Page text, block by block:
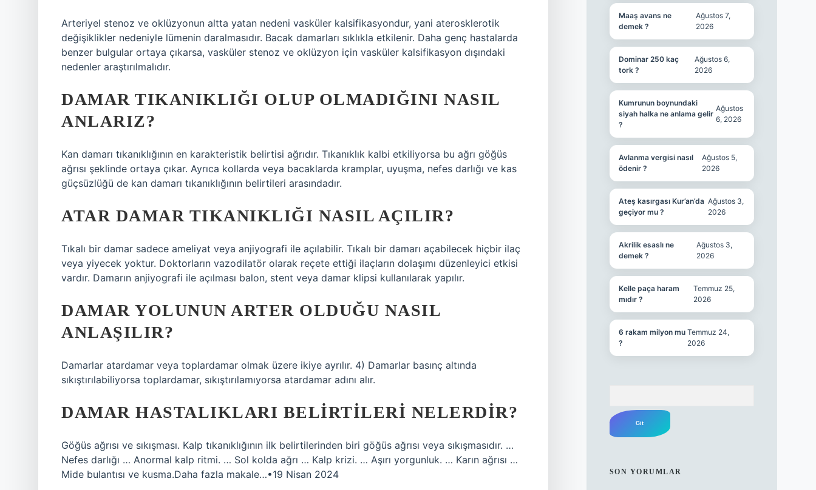
Arteriyel stenoz ve oklüzyonun altta yatan nedeni vasküler kalsifikasyondur, yani aterosklerotik
değişiklikler nedeniyle lümenin daralmasıdır. Bacak damarları sıklıkla etkilenir. Daha genç hastalarda
benzer bulgular ortaya çıkarsa, vasküler stenoz ve oklüzyon için vasküler kalsifikasyon dışındaki
nedenler araştırılmalıdır.
DAMAR TIKANIKLIĞI OLUP OLMADIĞINI NASIL
ANLARIZ?
Kan damarı tıkanıklığının en karakteristik belirtisi ağrıdır. Tıkanıklık kalbi etkiliyorsa bu ağrı göğüs
ağrısı şeklinde ortaya çıkar. Ayrıca kollarda veya bacaklarda kramplar, uyuşma, nefes darlığı ve kas
güçsüzlüğü de kan damarı tıkanıklığının belirtileri arasındadır.
ATAR DAMAR TIKANIKLIĞI NASIL AÇILIR?
Tıkalı bir damar sadece ameliyat veya anjiyografi ile açılabilir. Tıkalı bir damarı açabilecek hiçbir ilaç
veya yiyecek yoktur. Doktorların vazodilatör olarak reçete ettiği ilaçların dolaşımı düzenleyici etkisi
vardır. Damarın anjiyografi ile açılması balon, stent veya damar klipsi kullanılarak yapılır.
DAMAR YOLUNUN ARTER OLDUĞU NASIL
ANLAŞILIR?
Damarlar atardamar veya toplardamar olmak üzere ikiye ayrılır. 4) Damarlar basınç altında
sıkıştırılabiliyorsa toplardamar, sıkıştırılamıyorsa atardamar adını alır.
DAMAR HASTALIKLARI BELIRTILERI NELERDIR?
Göğüs ağrısı ve sıkışması. Kalp tıkanıklığının ilk belirtilerinden biri göğüs ağrısı veya sıkışmasıdır. …
Nefes darlığı … Anormal kalp ritmi. … Sol kolda ağrı … Kalp krizi. … Aşırı yorgunluk. … Karın ağrısı …
Mide bulantısı ve kusma.Daha fazla makale…•19 Nisan 2024
Maaş avans ne
demek ?
Ağustos 7,
2026
Dominar 250 kaç
tork ?
Ağustos 6,
2026
Kumrunun boynundaki
siyah halka ne anlama gelir
?
Ağustos
6, 2026
Avlanma vergisi nasıl
ödenir ?
Ağustos 5,
2026
Ateş kasırgası Kur’an’da
geçiyor mu ?
Ağustos 3,
2026
Akrilik esaslı ne
demek ?
Ağustos 3,
2026
Kelle paça haram
mıdır ?
Temmuz 25,
2026
6 rakam milyon mu
?
Temmuz 24,
2026
SON YORUMLAR